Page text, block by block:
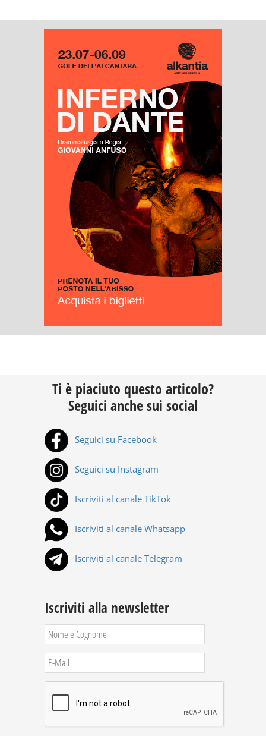
Ti è piaciuto questo articolo?
Seguici anche sui social
Seguici su Facebook
Seguici su Instagram
Iscriviti al canale TikTok
Iscriviti al canale Whatsapp
Iscriviti al canale Telegram
Iscriviti alla newsletter